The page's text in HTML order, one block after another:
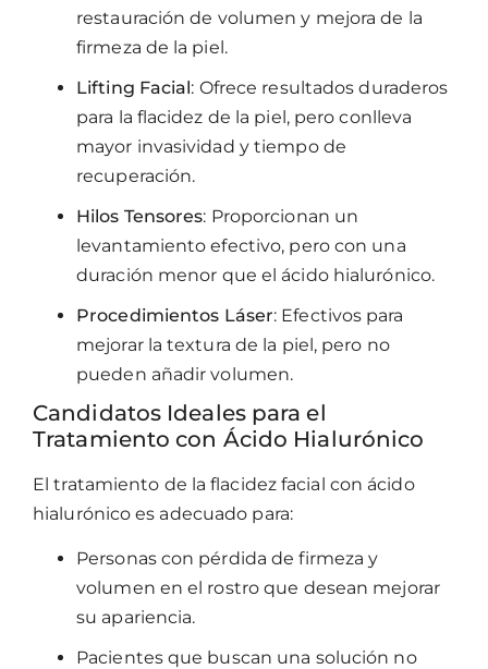
restauración de volumen y mejora de la
firmeza de la piel.
Lifting Facial: Ofrece resultados duraderos
para la flacidez de la piel, pero conlleva
mayor invasividad y tiempo de
recuperación.
Hilos Tensores: Proporcionan un
levantamiento efectivo, pero con una
duración menor que el ácido hialurónico.
Procedimientos Láser: Efectivos para
mejorar la textura de la piel, pero no
pueden añadir volumen.
Candidatos Ideales para el
Tratamiento con Ácido Hialurónico
El tratamiento de la flacidez facial con ácido
hialurónico es adecuado para:
Personas con pérdida de firmeza y
volumen en el rostro que desean mejorar
su apariencia.
Pacientes que buscan una solución no